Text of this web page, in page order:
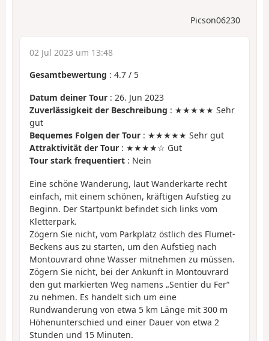
Picson06230
02 Jul 2023 um 13:48
Gesamtbewertung : 4.7 / 5
Datum deiner Tour : 26. Jun 2023
Zuverlässigkeit der Beschreibung : ★★★★★ Sehr
gut
Bequemes Folgen der Tour : ★★★★★ Sehr gut
Attraktivität der Tour : ★★★★☆ Gut
Tour stark frequentiert : Nein
Eine schöne Wanderung, laut Wanderkarte recht
einfach, mit einem schönen, kräftigen Aufstieg zu
Beginn. Der Startpunkt befindet sich links vom
Kletterpark.
Zögern Sie nicht, vom Parkplatz östlich des Flumet-
Beckens aus zu starten, um den Aufstieg nach
Montouvrard ohne Wasser mitnehmen zu müssen.
Zögern Sie nicht, bei der Ankunft in Montouvrard
den gut markierten Weg namens „Sentier du Fer“
zu nehmen. Es handelt sich um eine
Rundwanderung von etwa 5 km Länge mit 300 m
Höhenunterschied und einer Dauer von etwa 2
Stunden und 15 Minuten.